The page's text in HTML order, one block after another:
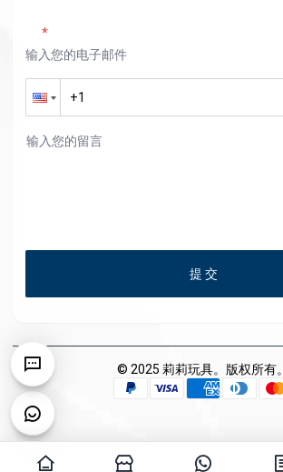
*
提 交
© 2025 莉莉玩具。版权所有。